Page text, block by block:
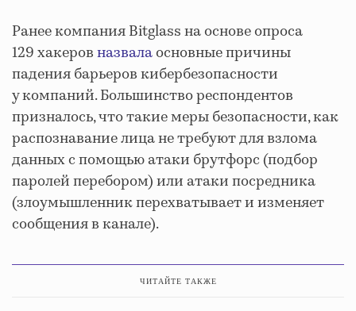
Ранее компания Bitglass на основе опроса
129 хакеровназвалаосновные причины
падения барьеров кибербезопасности
у компаний. Большинство респондентов
призналось, что такие меры безопасности, как
распознавание лица не требуют для взлома
данных с помощью атаки брутфорс (подбор
паролей перебором) или атаки посредника
(злоумышленник перехватывает и изменяет
сообщения в канале).
ЧИТАЙТЕ ТАКЖЕ